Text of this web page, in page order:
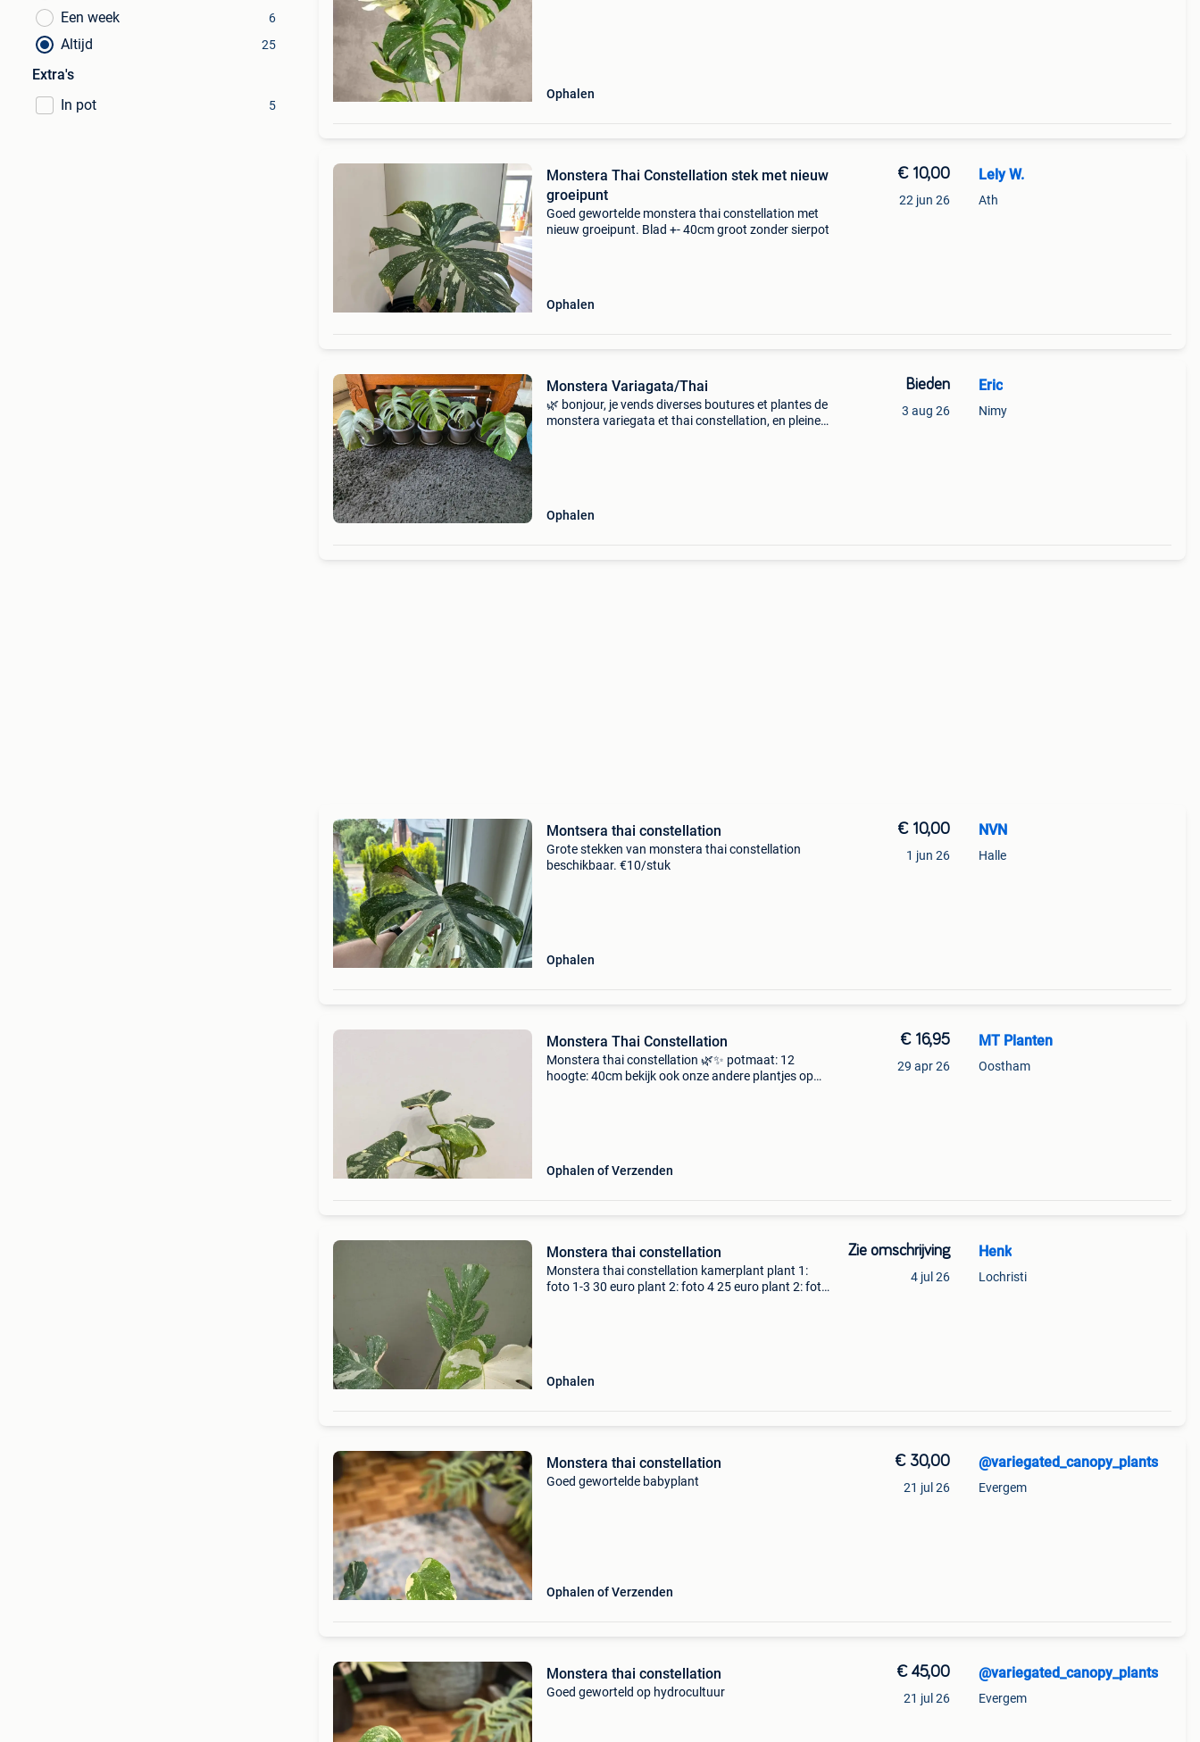
Een week 6
Altijd 25
Extra's
In pot
5
Ophalen
Monstera Thai Constellation stek met nieuw
groeipunt
Goed gewortelde monstera thai constellation met
nieuw groeipunt. Blad +- 40cm groot zonder sierpot
Ophalen
€ 10,00
22 jun 26
Lely W.
Ath
Monstera Variagata/Thai
🌿 bonjour, je vends diverses boutures et plantes de
monstera variegata et thai constellation, en pleine
Ophalen
Bieden
3 aug 26
Eric
Nimy
Montsera thai constellation
Grote stekken van monstera thai constellation
beschikbaar. €10/stuk
Ophalen
€ 10,00
1 jun 26
NVN
Halle
Monstera Thai Constellation
Monstera thai constellation 🌿✨ potmaat: 12
hoogte: 40cm bekijk ook onze andere plantjes op
Ophalen of Verzenden
€ 16,95
29 apr 26
MT Planten
Oostham
Monstera thai constellation
Monstera thai constellation kamerplant plant 1:
foto 1-3 30 euro plant 2: foto 4 25 euro plant 2: foto
Ophalen
Zie omschrijving
4 jul 26
Henk
Lochristi
Monstera thai constellation
Goed gewortelde babyplant
Ophalen of Verzenden
€ 30,00
21 jul 26
@variegated_canopy_plants
Evergem
Monstera thai constellation
Goed geworteld op hydrocultuur
€ 45,00
21 jul 26
@variegated_canopy_plants
Evergem